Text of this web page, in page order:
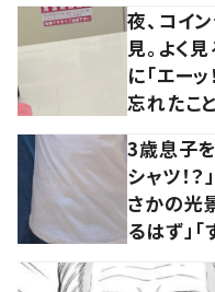
夜、コイ
見。よく
に「エーッ
忘れたこ
3歳息子
シャツ！
さかの光
るはず」「